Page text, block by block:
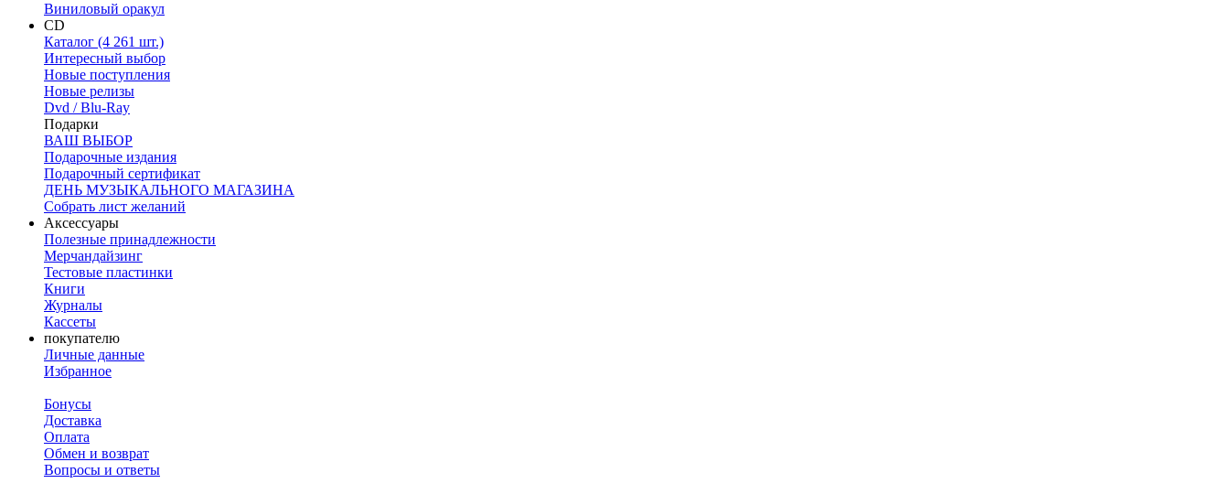
Виниловый оракул
CD
Каталог (4 261 шт.)
Интересный выбор
Новые поступления
Новые релизы
Dvd / Blu-Ray
Подарки
ВАШ ВЫБОР
Подарочные издания
Подарочный сертификат
ДЕНЬ МУЗЫКАЛЬНОГО МАГАЗИНА
Собрать лист желаний
Аксессуары
Полезные принадлежности
Мерчандайзинг
Тестовые пластинки
Книги
Журналы
Кассеты
покупателю
Личные данные
Избранное
Бонусы
Доставка
Оплата
Обмен и возврат
Вопросы и ответы